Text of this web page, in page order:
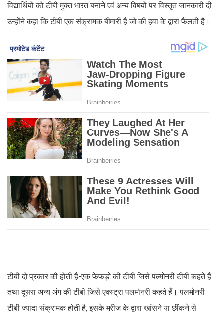
विद्यार्थियों को टीबी मुक्त भारत बनाने एवं अन्य विषयों पर विस्तृत जानकारी दी
उन्होंने कहा कि टीबी एक संक्रामक बीमारी है जो की हवा के द्वारा फैलती है।
टीबी दो प्रकार की होती है-एक फेफड़ों की टीबी जिसे पल्मोनरी टीबी कहते हैं
तथा दूसरा अन्य अंग की टीबी जिसे एक्स्ट्रा पलमोनरी कहते हैं। पलमोनरी
टीबी ज्यादा संक्रामक होती है, इसके मरीज के द्वारा खांसने या छींकने से